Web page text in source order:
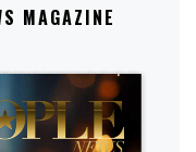
MAGAZINE